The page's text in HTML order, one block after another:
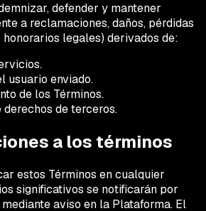
defender y mantener
a reclamaciones, daños, pérdidas
legales) derivados de:
usuario enviado.
de los Términos.
de terceros.
a los términos
estos Términos en cualquier
significativos se notificarán por
aviso en la Plataforma. El